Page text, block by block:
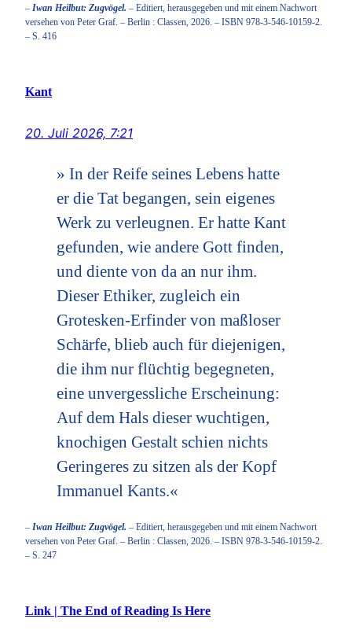
– Iwan Heilbut: Zugvögel. – Editiert, herausgegeben und mit einem Nachwort
versehen von Peter Graf. – Berlin : Classen, 2026. – ISBN 978-3-546-10159-2.
– S. 416
Kant
20. Juli 2026, 7:21
» In der Reife seines Lebens hatte
er die Tat begangen, sein eigenes
Werk zu verleugnen. Er hatte Kant
gefunden, wie andere Gott finden,
und diente von da an nur ihm.
Dieser Ethiker, zugleich ein
Grotesken-Erfinder von maßloser
Schärfe, blieb auch für diejenigen,
die ihm nur flüchtig begegneten,
eine unvergessliche Erscheinung:
Auf dem Hals dieser wuchtigen,
knochigen Gestalt schien nichts
Geringeres zu sitzen als der Kopf
Immanuel Kants.«
– Iwan Heilbut: Zugvögel. – Editiert, herausgegeben und mit einem Nachwort
versehen von Peter Graf. – Berlin : Classen, 2026. – ISBN 978-3-546-10159-2.
– S. 247
Link | The End of Reading Is Here